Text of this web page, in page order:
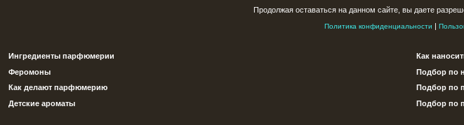
Продолжая оставаться на данном сайте, вы даете
Политика конфиденциальности |
Ингредиенты парфюмерии
Феромоны
Как делают парфюмерию
Детские ароматы
Как
Подбор по
Подбор по
Подбор по